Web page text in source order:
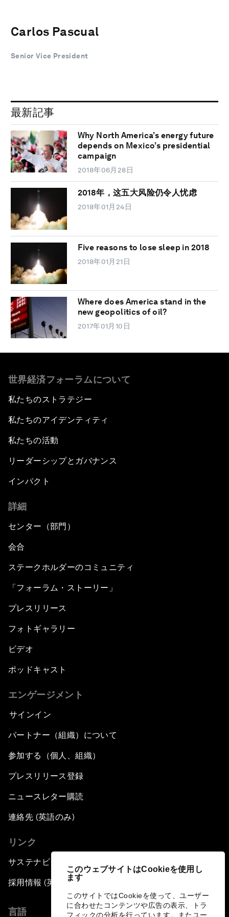
このウェブサイトはCookieを使用し
ます
このサイトではCookieを使って、ユーザー
に合わせたコンテンツや広告の表示、トラ
フィックの分析を行っています。またユー
Carlos Pascual
Senior Vice President
最新記事
Why North America’s energy future
depends on Mexico’s presidential
campaign
2018年06月28日
2018年，这五大风险仍令人忧虑
2018年01月24日
Five reasons to lose sleep in 2018
2018年01月21日
Where does America stand in the
new geopolitics of oil?
2017年01月10日
世界経済フォーラムについて
私たちのストラテジー
私たちのアイデンティティ
私たちの活動
リーダーシップとガバナンス
インパクト
詳細
センター（部門）
会合
ステークホルダーのコミュニティ
「フォーラム・ストーリー」
プレスリリース
フォトギャラリー
ビデオ
ポッドキャスト
エンゲージメント
サインイン
パートナー（組織）について
参加する（個人、組織）
プレスリリース登録
ニュースレター購読
連絡先 (英語のみ)
リンク
サステナビリティへの取り組み
採用情報 (英語のみ)
言語